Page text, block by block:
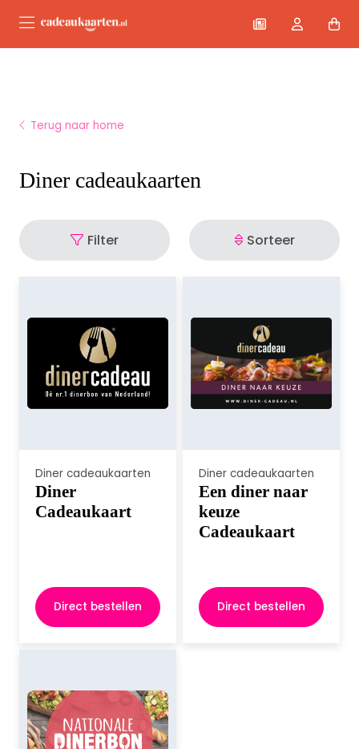
Terug naar home
Diner cadeaukaarten
Filter Sorteer
Diner cadeaukaarten
Diner
Cadeaukaart
Direct bestellen
Diner cadeaukaarten
Een diner naar
keuze
Cadeaukaart
Direct bestellen